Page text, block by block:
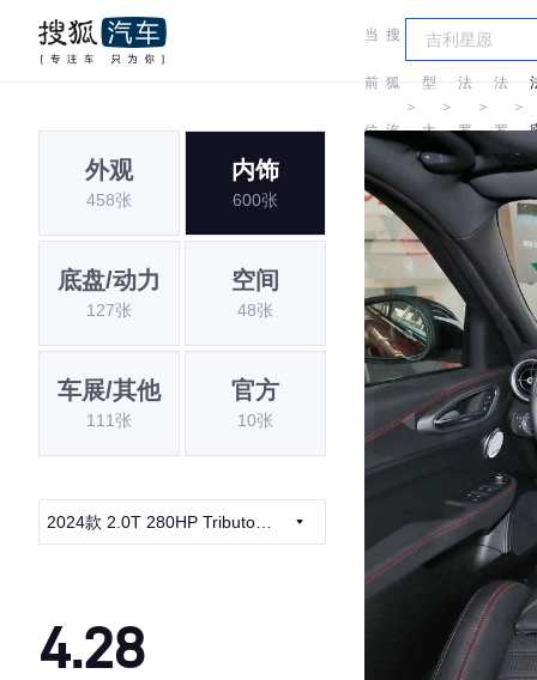
当
前
位
置:
搜
狐
汽
车
＞
车
型
大
全
＞
尔
法
罗
密
＞
法
罗
密
欧
＞
外观
458张
内饰
600张
底盘/动力
127张
空间
48张
车展/其他
111张
官方
10张
2024款 2.0T 280HP Tributo
4.28